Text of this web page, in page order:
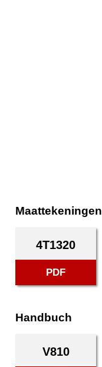
Maattekeningen
4T1320
PDF
Handbuch
V810